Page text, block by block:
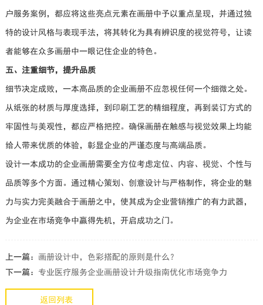
户服务案例，都应将这些亮点元素在画册中予以重点呈现，并通过独
特的设计风格与表现手法，将其转化为具有辨识度的视觉符号，让读
者能够在众多画册中一眼记住企业的特色。
五、注重细节，提升品质
细节决定成败，一本高品质的企业画册不应忽视任何一个细微之处。
从纸张的材质与厚度选择，到印刷工艺的精细程度，再到装订方式的
牢固性与美观性，都应严格把控。确保画册在触感与视觉效果上均能
给人带来优质的体验，彰显企业的严谨态度与高端品质。
设计一本成功的企业画册需要全方位考虑定位、内容、视觉、个性与
品质等多个方面。通过精心策划、创意设计与严格制作，将企业的魅
力与实力完美融合于画册之中，使其成为企业营销推广的有力武器，
为企业在市场竞争中赢得先机，开启成功之门。
上一篇： 画册设计中，色彩搭配的原则是什么？
下一篇： 专业医疗服务企业画册设计升级指南优化市场竞争力
返回列表